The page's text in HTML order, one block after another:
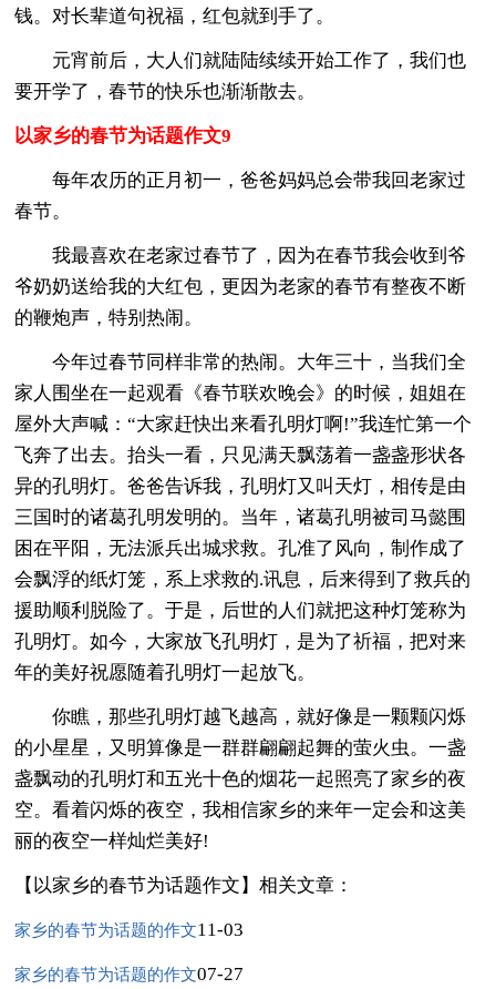
钱。对长辈道句祝福，红包就到手了。
元宵前后，大人们就陆陆续续开始工作了，我们也
要开学了，春节的快乐也渐渐散去。
以家乡的春节为话题作文9
每年农历的正月初一，爸爸妈妈总会带我回老家过
春节。
我最喜欢在老家过春节了，因为在春节我会收到爷
爷奶奶送给我的大红包，更因为老家的春节有整夜不断
的鞭炮声，特别热闹。
今年过春节同样非常的热闹。大年三十，当我们全
家人围坐在一起观看《春节联欢晚会》的时候，姐姐在
屋外大声喊：“大家赶快出来看孔明灯啊!”我连忙第一个
飞奔了出去。抬头一看，只见满天飘荡着一盏盏形状各
异的孔明灯。爸爸告诉我，孔明灯又叫天灯，相传是由
三国时的诸葛孔明发明的。当年，诸葛孔明被司马懿围
困在平阳，无法派兵出城求救。孔准了风向，制作成了
会飘浮的纸灯笼，系上求救的.讯息，后来得到了救兵的
援助顺利脱险了。于是，后世的人们就把这种灯笼称为
孔明灯。如今，大家放飞孔明灯，是为了祈福，把对来
年的美好祝愿随着孔明灯一起放飞。
你瞧，那些孔明灯越飞越高，就好像是一颗颗闪烁
的小星星，又明算像是一群群翩翩起舞的萤火虫。一盏
盏飘动的孔明灯和五光十色的烟花一起照亮了家乡的夜
空。看着闪烁的夜空，我相信家乡的来年一定会和这美
丽的夜空一样灿烂美好!
【以家乡的春节为话题作文】相关文章：
家乡的春节为话题的作文11-03
家乡的春节为话题的作文07-27